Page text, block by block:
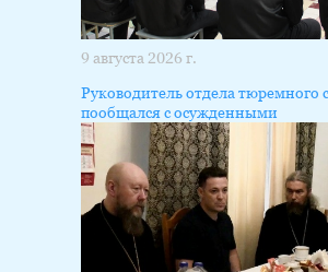
9 августа 2026 г.
Руководитель отдела тюремного
пообщался с осужденными